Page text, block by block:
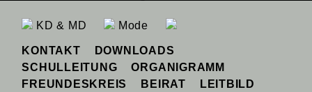
KD & MD Mode
KONTAKT
DOWNLOADS
SCHULLEITUNG
ORGANIGRAMM
FREUNDESKREIS
BEIRAT LEITBILD